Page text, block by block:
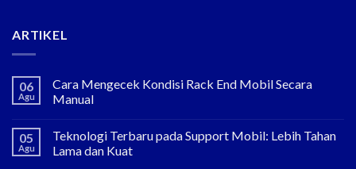
ARTIKEL
06
Agu
Cara Mengecek Kondisi Rack End Mobil Secara
Manual
05
Agu
Teknologi Terbaru pada Support Mobil: Lebih Tahan
Lama dan Kuat